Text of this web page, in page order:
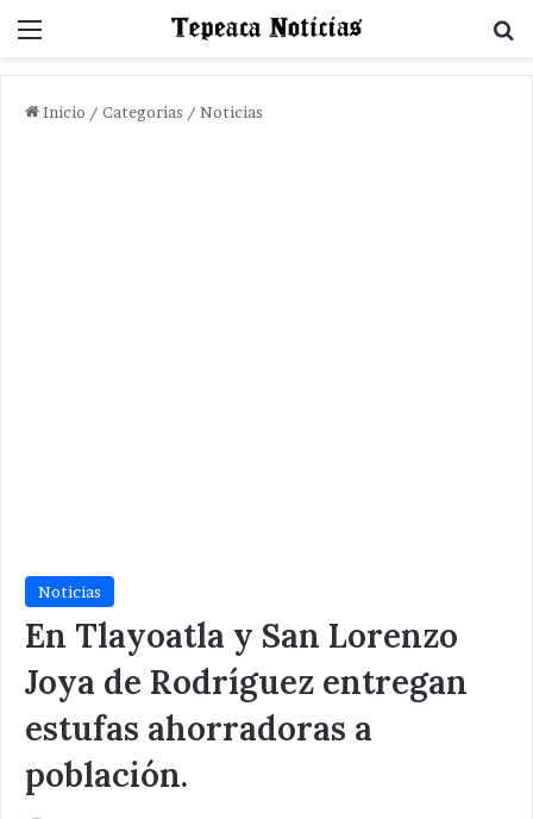
Menu
Inicio / Categorias / Noticias
Noticias
En Tlayoatla y San Lorenzo
Joya de Rodríguez entregan
estufas ahorradoras a
población.